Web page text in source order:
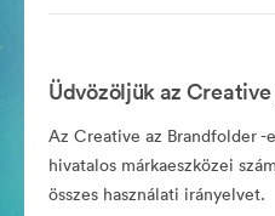
Üdvözöljük az
Az Creative az Brandfolder -
hivatalos márkaeszközei
összes használati irányelvet.